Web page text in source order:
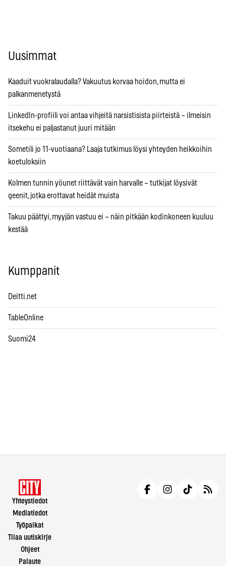
Uusimmat
Kaaduit vuokralaudalla? Vakuutus korvaa hoidon, mutta ei
palkanmenetystä
LinkedIn-profiili voi antaa vihjeitä narsistisista piirteistä – ilmeisin
itsekehu ei paljastanut juuri mitään
Sometili jo 11-vuotiaana? Laaja tutkimus löysi yhteyden heikkoihin
koetuloksiin
Kolmen tunnin yöunet riittävät vain harvalle – tutkijat löysivät
geenit, jotka erottavat heidät muista
Takuu päättyi, myyjän vastuu ei – näin pitkään kodinkoneen kuuluu
kestää
Kumppanit
Deitti.net
TableOnline
Suomi24
Yhteystiedot
Mediatiedot
Työpaikat
Tilaa uutiskirje
Ohjeet
Palaute